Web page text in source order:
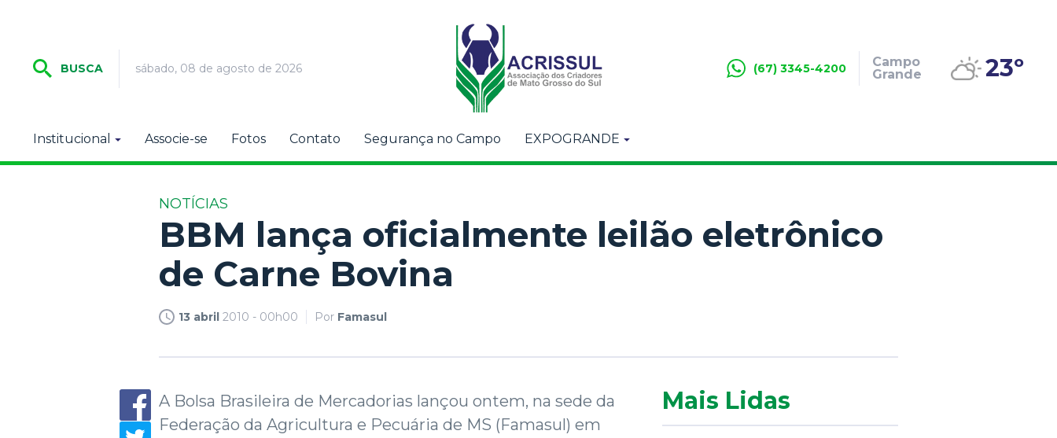
BUSCA sábado, 08 de agosto de 2026 (67) 3345-4200
Campo
Grande
23º
Institucional Associe-se Fotos Contato Segurança no Campo EXPOGRANDE
NOTÍCIAS
BBM lança oficialmente leilão eletrônico
de Carne Bovina
13 abril 2010 - 00h00 Por Famasul
A Bolsa Brasileira de Mercadorias lançou ontem, na sede da
Federação da Agricultura e Pecuária de MS (Famasul) em
Mais Lidas